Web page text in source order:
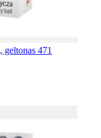
471